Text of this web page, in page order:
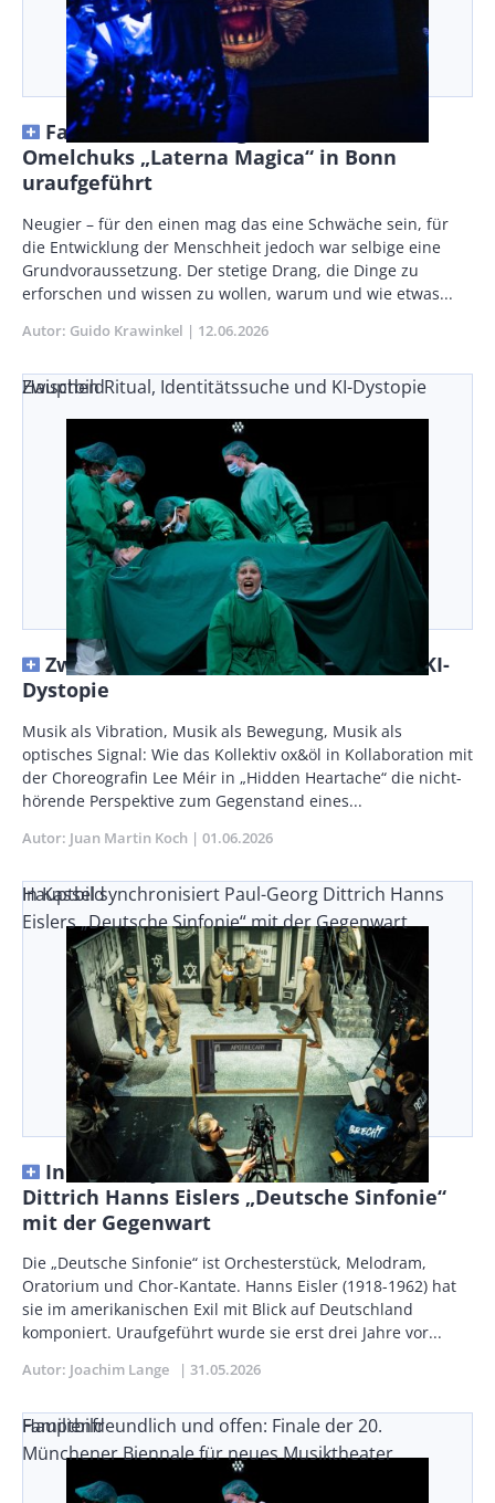
Faszinierende Klangwelten – Oxana
Omelchuks „Laterna Magica“ in Bonn
uraufgeführt
Vorspann
/
Teaser
Neugier – für den einen mag das eine Schwäche sein, für
die Entwicklung der Menschheit jedoch war selbige eine
Grundvoraussetzung. Der stetige Drang, die Dinge zu
erforschen und wissen zu wollen, warum und wie etwas...
Autor Guido Krawinkel Publikationsdatum
12.06.2026
Zwischen Ritual, Identitätssuche und KI-Dystopie
Hauptbild
Zwischen Ritual, Identitätssuche und KI-
Dystopie
Vorspann
/
Teaser
Musik als Vibration, Musik als Bewegung, Musik als
optisches Signal: Wie das Kollektiv ox&öl in Kollaboration mit
der Choreografin Lee Méir in „Hidden Heartache“ die nicht-
hörende Perspektive zum Gegenstand eines...
Autor Juan Martin Koch Publikationsdatum
01.06.2026
In Kassel synchronisiert Paul-Georg Dittrich Hanns
Eislers „Deutsche Sinfonie“ mit der Gegenwart
Hauptbild
In Kassel synchronisiert Paul-Georg
Dittrich Hanns Eislers „Deutsche Sinfonie“
mit der Gegenwart
Vorspann
/
Teaser
Die „Deutsche Sinfonie“ ist Orchesterstück, Melodram,
Oratorium und Chor-Kantate. Hanns Eisler (1918-1962) hat
sie im amerikanischen Exil mit Blick auf Deutschland
komponiert. Uraufgeführt wurde sie erst drei Jahre vor...
Autor Joachim Lange Publikationsdatum
31.05.2026
Familienfreundlich und offen: Finale der 20.
Münchener Biennale für neues Musiktheater
Hauptbild